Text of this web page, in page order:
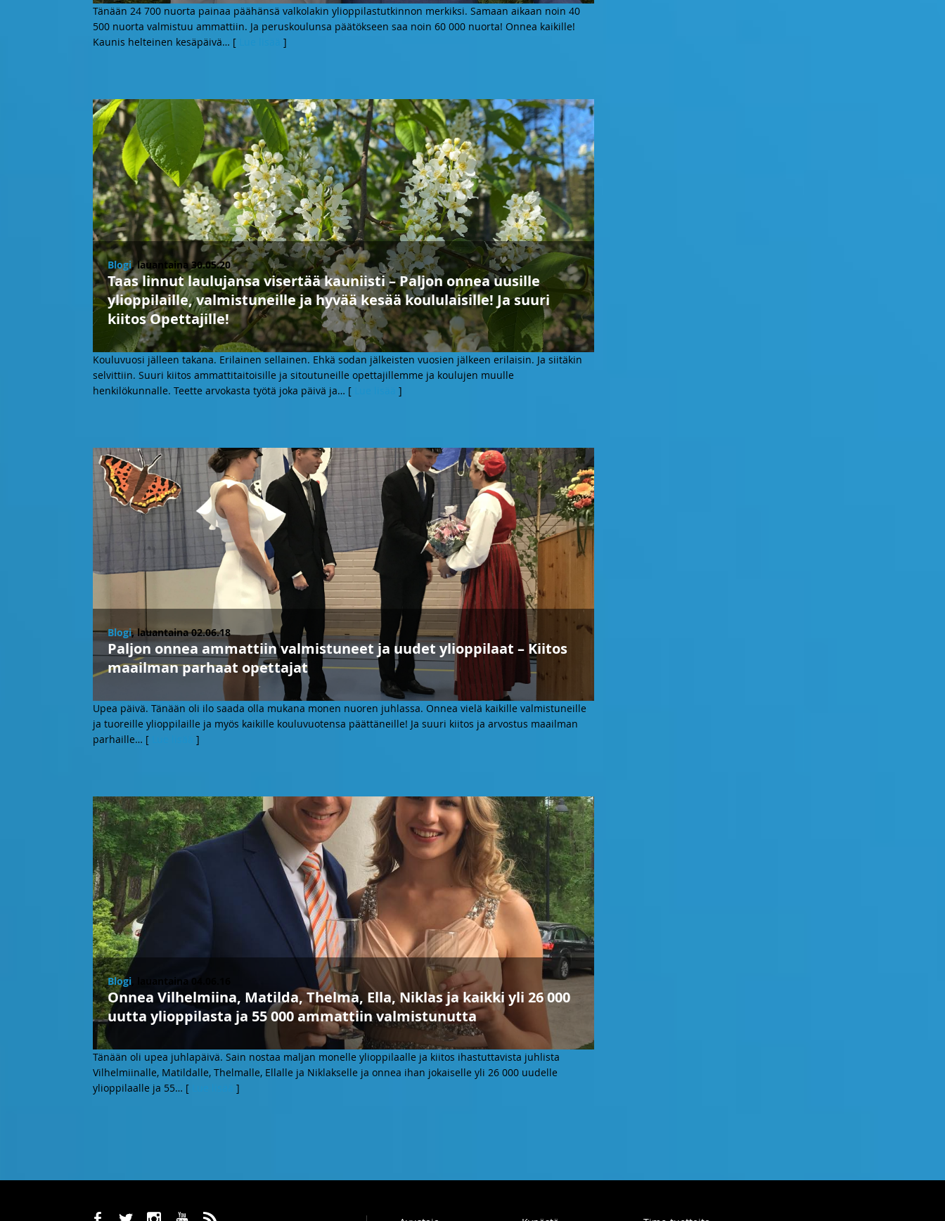
Tänään 24 700 nuorta painaa päähänsä valkolakin ylioppilastutkinnon merkiksi. Samaan aikaan noin 40
500 nuorta valmistuu ammattiin. Ja peruskoulunsa päätökseen saa noin 60 000 nuorta! Onnea kaikille!
Kaunis helteinen kesäpäivä… [ ]
Blogi, lauantaina 30.05.20
Taas linnut laulujansa visertää kauniisti – Paljon onnea uusille
ylioppilaille, valmistuneille ja hyvää kesää koululaisille! Ja suuri
kiitos Opettajille!
Kouluvuosi jälleen takana. Erilainen sellainen. Ehkä sodan jälkeisten vuosien jälkeen erilaisin. Ja siitäkin
selvittiin. Suuri kiitos ammattitaitoisille ja sitoutuneille opettajillemme ja koulujen muulle
henkilökunnalle. Teette arvokasta työtä joka päivä ja… [ ]
Blogi, lauantaina 02.06.18
Paljon onnea ammattiin valmistuneet ja uudet ylioppilaat – Kiitos
maailman parhaat opettajat
Upea päivä. Tänään oli ilo saada olla mukana monen nuoren juhlassa. Onnea vielä kaikille valmistuneille
ja tuoreille ylioppilaille ja myös kaikille kouluvuotensa päättäneille! Ja suuri kiitos ja arvostus maailman
parhaille… [ ]
Blogi , lauantaina 04.06.16
Onnea Vilhelmiina, Matilda, Thelma, Ella, Niklas ja kaikki yli 26 000
uutta ylioppilasta ja 55 000 ammattiin valmistunutta
Tänään oli upea juhlapäivä. Sain nostaa maljan monelle ylioppilaalle ja kiitos ihastuttavista juhlista
Vilhelmiinalle, Matildalle, Thelmalle, Ellalle ja Niklakselle ja onnea ihan jokaiselle yli 26 000 uudelle
ylioppilaalle ja 55… [ ]